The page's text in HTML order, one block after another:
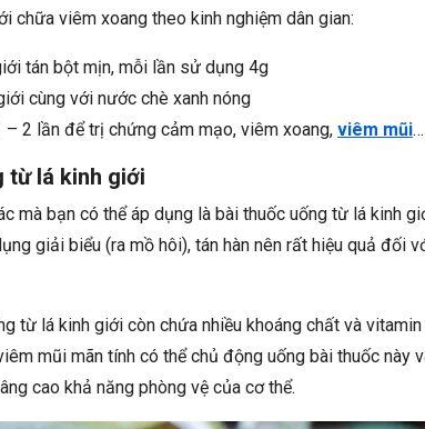
chữa viêm xoang theo kinh nghiệm dân gian:
tán bột mịn, mỗi lần sử dụng 4g
cùng với nước chè xanh nóng
2 lần để trị chứng cảm mạo, viêm xoang, viêm mũi…
từ lá kinh giới
mà bạn có thể áp dụng là bài thuốc uống từ lá kinh
giải biểu (ra mồ hôi), tán hàn nên rất hiệu quả đối
từ lá kinh giới còn chứa nhiều khoáng chất và
mũi mãn tính có thể chủ động uống bài thuốc này
cao khả năng phòng vệ của cơ thể.